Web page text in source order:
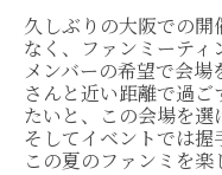
久しぶりの大阪での
なく、ファンミーティ
メンバーの希望で会
さんと近い距離で過
たいと、この会場を
そしてイベントでは握
この夏のファンミを楽